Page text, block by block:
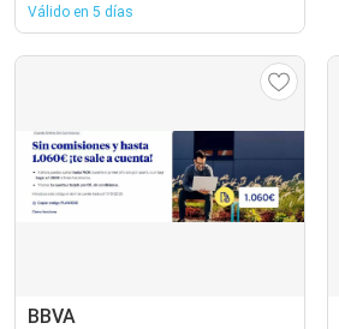
Válido en 5 días
BBVA